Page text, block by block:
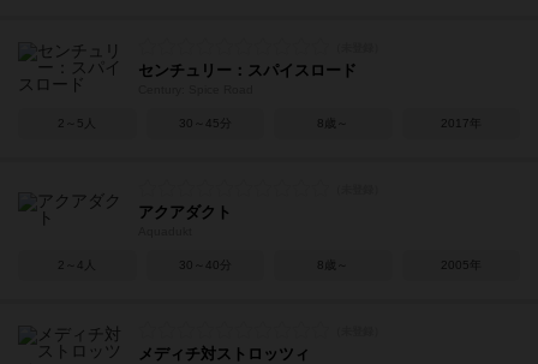
センチュリー：スパイスロード
2～5人 30～45分 8歳～ 2017年
アクアダクト
2～4人 30～40分 8歳～ 2005年
メディチ対ストロッツィ